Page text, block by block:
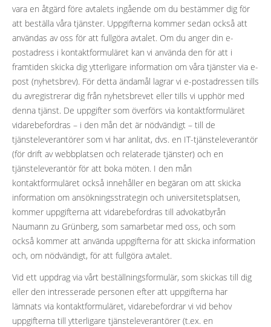
vara en åtgärd före avtalets ingående om du bestämmer dig för
att beställa våra tjänster. Uppgifterna kommer sedan också att
användas av oss för att fullgöra avtalet. Om du anger din e-
postadress i kontaktformuläret kan vi använda den för att i
framtiden skicka dig ytterligare information om våra tjänster via e-
post (nyhetsbrev). För detta ändamål lagrar vi e-postadressen tills
du avregistrerar dig från nyhetsbrevet eller tills vi upphör med
denna tjänst. De uppgifter som överförs via kontaktformuläret
vidarebefordras – i den mån det är nödvändigt – till de
tjänsteleverantörer som vi har anlitat, dvs. en IT-tjänsteleverantör
(för drift av webbplatsen och relaterade tjänster) och en
tjänsteleverantör för att boka möten. I den mån
kontaktformuläret också innehåller en begäran om att skicka
information om ansökningsstrategin och universitetsplatsen,
kommer uppgifterna att vidarebefordras till advokatbyrån
Naumann zu Grünberg, som samarbetar med oss, och som
också kommer att använda uppgifterna för att skicka information
och, om nödvändigt, för att fullgöra avtalet.
Vid ett uppdrag via vårt beställningsformulär, som skickas till dig
eller den intresserade personen efter att uppgifterna har
lämnats via kontaktformuläret, vidarebefordrar vi vid behov
uppgifterna till ytterligare tjänsteleverantörer (t.ex. en